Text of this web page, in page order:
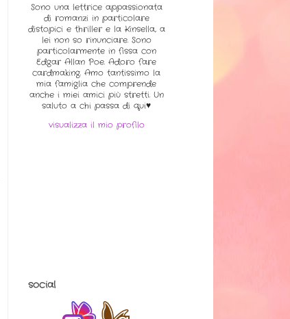
Sono una lettrice appassionata
di romanzi in particolare
distopici e thriller e la Kinsella, a
lei non so rinunciare. Sono
particolarmente in fissa con
Edgar Allan Poe. Adoro fare
cardmaking. Amo tantissimo la
mia famiglia che comprende
anche i miei amici più stretti. Un
saluto a chi passa di qui♥
visualizza il mio profilo
social